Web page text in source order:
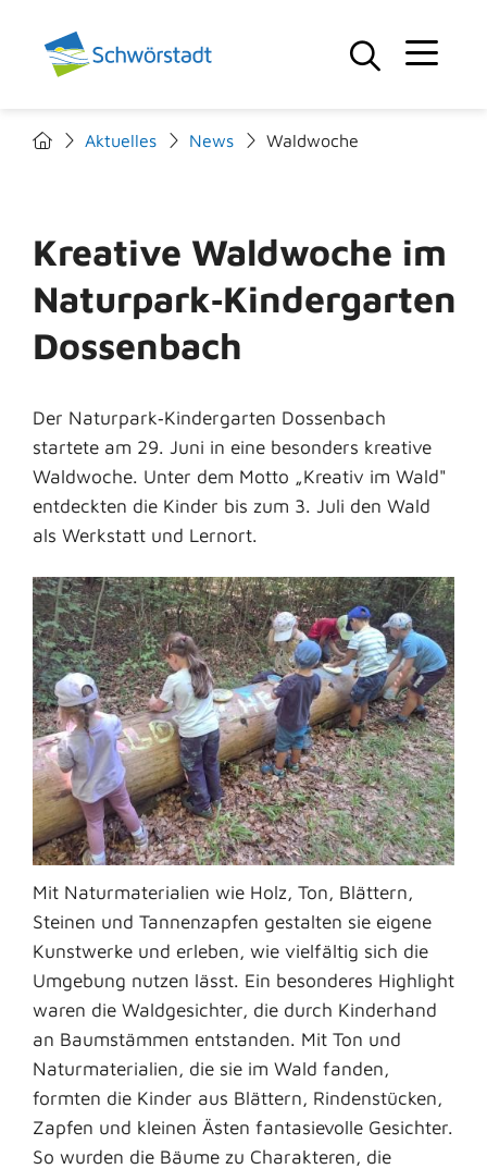
Aktuelles News Waldwoche
Kreative Waldwoche im
Naturpark‑Kindergarten
Dossenbach
Der Naturpark‑Kindergarten Dossenbach
startete am 29. Juni in eine besonders kreative
Waldwoche. Unter dem Motto „Kreativ im Wald"
entdeckten die Kinder bis zum 3. Juli den Wald
als Werkstatt und Lernort.
Mit Naturmaterialien wie Holz, Ton, Blättern,
Steinen und Tannenzapfen gestalten sie eigene
Kunstwerke und erleben, wie vielfältig sich die
Umgebung nutzen lässt. Ein besonderes Highlight
waren die Waldgesichter, die durch Kinderhand
an Baumstämmen entstanden. Mit Ton und
Naturmaterialien, die sie im Wald fanden,
formten die Kinder aus Blättern, Rindenstücken,
Zapfen und kleinen Ästen fantasievolle Gesichter.
So wurden die Bäume zu Charakteren, die